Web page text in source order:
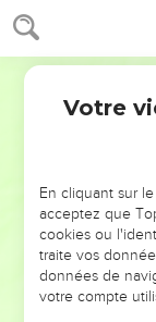
Actes 5
Puis il leur dit :
vous allez faire à
Car, il n'y a pas
donnait pour
quatre cents
suivi furent mis
Après lui, parut
recensement, et il
et tous ceux qui
Et maintenant,
hommes, et
Votre
En cliquant sur
acceptez que
cookies ou
traite vos
données de
votre compte